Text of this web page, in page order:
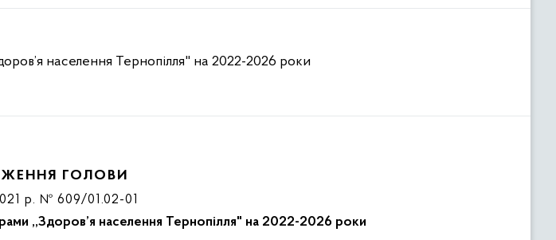
населення Тернопілля" на 2022-2026 роки
ГОЛОВИ
р. № 609/01.02-01
,,Здоров’я населення Тернопілля" на 2022-2026 роки